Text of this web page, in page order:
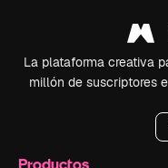
La plataforma creativa
millón de suscriptores
Productos